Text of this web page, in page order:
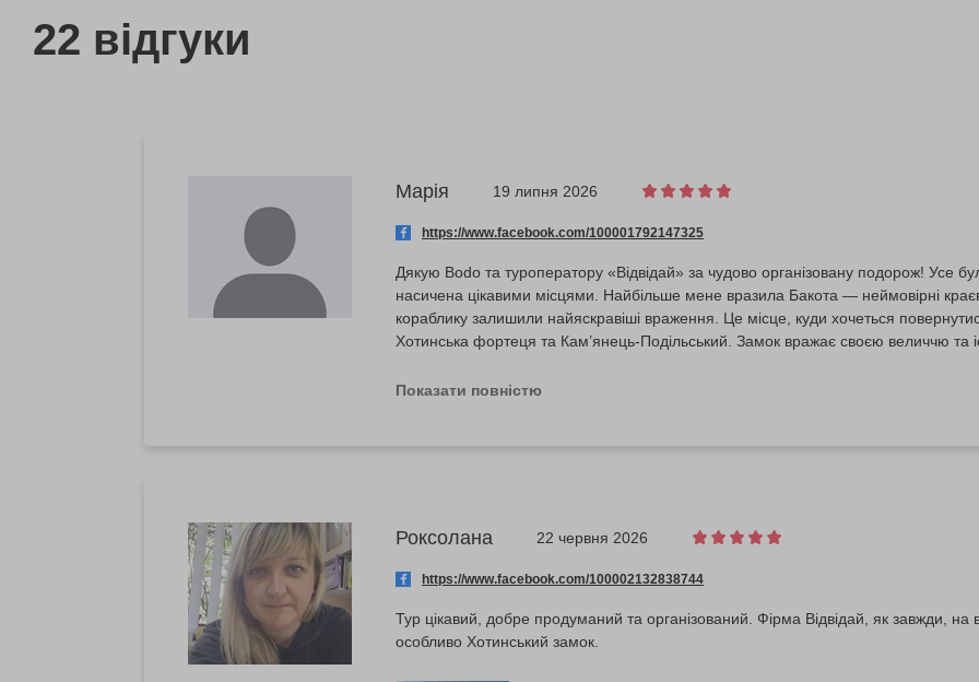
22 відгуки
Марія 19 липня 2026
https://www.facebook.com/100001792147325
Дякую Bodo та туроператору «Відвідай» за чудово організовану подорож! Усе
насичена цікавими місцями. Найбільше мене вразила Бакота — неймовірні
кораблику залишили найяскравіші враження. Це місце, куди хочеться
Хотинська фортеця та Кам’янець-Подільський. Замок вражає своєю величчю та
незабутніх вражень. Однозначно рекомендую!
Показати повністю
Роксолана 22 червня 2026
https://www.facebook.com/100002132838744
Тур цікавий, добре продуманий та організований. Фірма Відвідай, як завжди, на
особливо Хотинський замок.